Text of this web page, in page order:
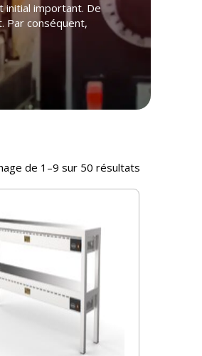
initial important. De
Par conséquent,
de 1–9 sur 50 résultats